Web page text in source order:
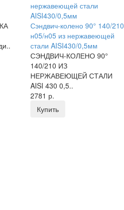
Сэндвич-колено 90° 140/210
н05/н05 из нержавеющей
стали AISI430/0,5мм
СЭНДВИЧ-КОЛЕНО 90°
140/210 ИЗ
НЕРЖАВЕЮЩЕЙ СТАЛИ
AISI 430 0,5..
2781 р.
Купить